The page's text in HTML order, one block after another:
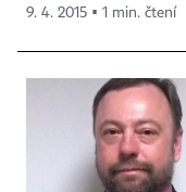
9. 4. 2015 ▪ 1 min. čtení